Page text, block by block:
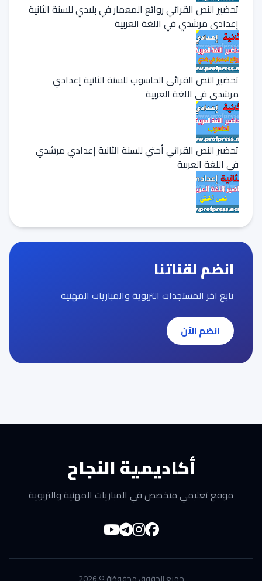
تحضير النص القرائي روائع المعمار في بلادي للسنة الثانية
إعدادي مرشدي في اللغة العربية
تحضير النص القرائي الحاسوب للسنة الثانية إعدادي
مرشدي في اللغة العربية
تحضير النص القرائي أختي للسنة الثانية إعدادي مرشدي
في اللغة العربية
انضم لقناتنا
تابع آخر المستجدات التربوية والمباريات المهنية
انضم الآن
أكاديمية النجاح
موقع تعليمي متخصص في المباريات المهنية والتربوية